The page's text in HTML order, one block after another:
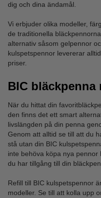
dig och dina ändamål.
Vi erbjuder olika modeller,
de traditionella
alternativ såsom gelpennor
kulspetspennor levererar
priser.
BIC bläckpenna
När du hittat din
den finns det ett smart
livslängden på din penna
Genom att alltid se till att du
stå utan din BIC
inte behöva köpa nya
du har tillgång till din
Refill till BIC kulspetspennor
modeller. Se till att kolla upp